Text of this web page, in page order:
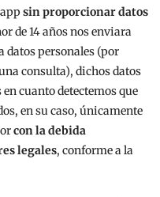
appsin proporcionar datos
de 14 años nos enviara
datos personales (por
consulta), dichos datos
cuanto detectemos que
en su caso, únicamente
con la debida
legales, conforme a la